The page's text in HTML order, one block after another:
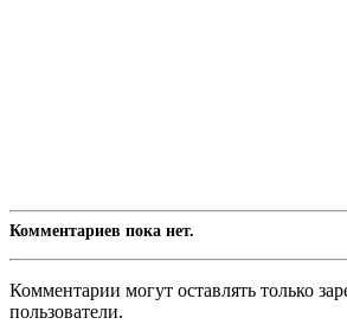
Комментариев пока нет.
Комментарии могут оставлять только
пользователи.